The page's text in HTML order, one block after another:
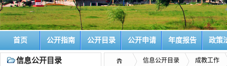
首页 公开指南 公开目录 公开申请 年度报告 政策
信息公开目录
信息公开目录
成教工作